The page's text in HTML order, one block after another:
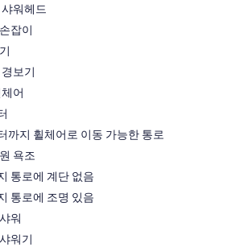
워헤드
잡이
보기
어
까지 휠체어로 이동 가능한 통로
욕조
통로에 계단 없음
통로에 조명 있음
워
워기